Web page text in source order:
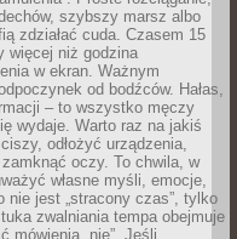
szybszy marsz albo
zdziałać cuda. Czasem 15
więcej niż godzina
w ekran. Ważnym
od bodźców. Hałas,
– to wszystko męczy
wydaje. Warto raz na jakiś
odłożyć urządzenia,
oczy. To chwila, w
własne myśli, emocje,
nie jest „stracony czas”, tylko
zwalniania tempa obejmuje
mówienia „nie”. Jeśli